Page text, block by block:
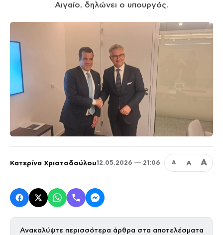
Αιγαίο, δηλώνει ο υπουργός.
Κατερίνα Χριστοδούλου12.05.2026 — 21:06 Α Α Α
Ανακαλύψτε περισσότερα άρθρα στα αποτελέσματα